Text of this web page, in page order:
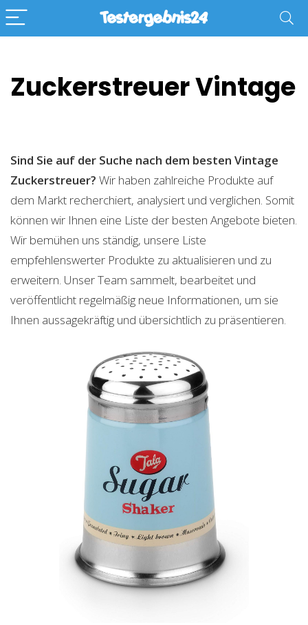
Zuckerstreuer Vintage
Sind Sie auf der Suche nach dem besten Vintage
Zuckerstreuer? Wir haben zahlreiche Produkte auf
dem Markt recherchiert, analysiert und verglichen. Somit
können wir Ihnen eine Liste der besten Angebote bieten.
Wir bemühen uns ständig, unsere Liste
empfehlenswerter Produkte zu aktualisieren und zu
erweitern. Unser Team sammelt, bearbeitet und
veröffentlicht regelmäßig neue Informationen, um sie
Ihnen aussagekräftig und übersichtlich zu präsentieren.